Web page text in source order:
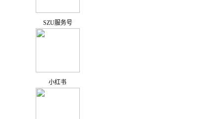
SZU服务号
小红书